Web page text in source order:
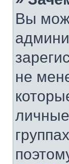
Вы
не